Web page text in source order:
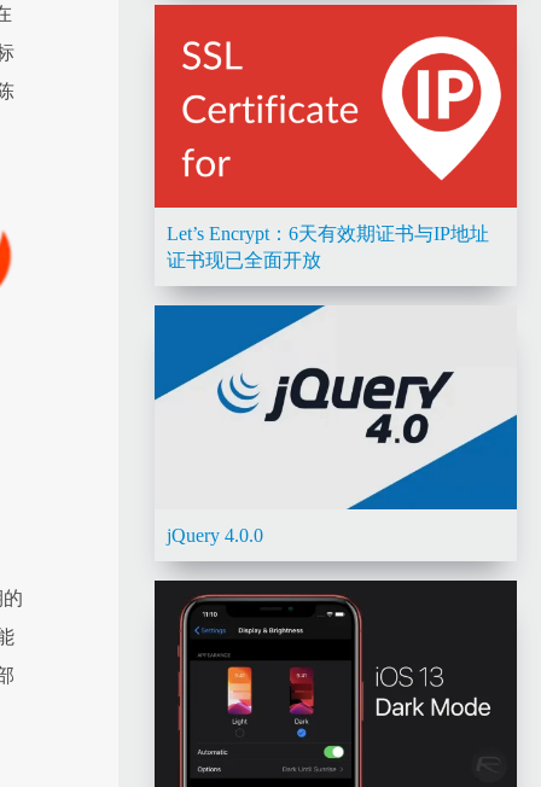
Let’s Encrypt：6天有效期证书与IP地址
证书现已全面开放
jQuery 4.0.0